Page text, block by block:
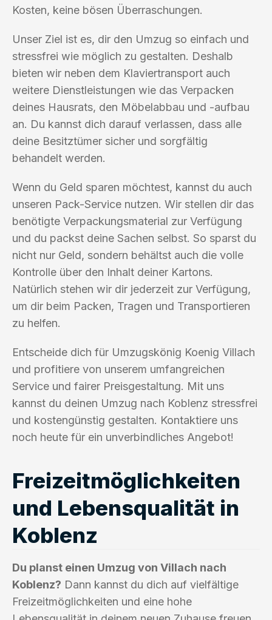
Kosten, keine bösen Überraschungen.
Unser Ziel ist es, dir den Umzug so einfach und
stressfrei wie möglich zu gestalten. Deshalb
bieten wir neben dem Klaviertransport auch
weitere Dienstleistungen wie das Verpacken
deines Hausrats, den Möbelabbau und -aufbau
an. Du kannst dich darauf verlassen, dass alle
deine Besitztümer sicher und sorgfältig
behandelt werden.
Wenn du Geld sparen möchtest, kannst du auch
unseren Pack-Service nutzen. Wir stellen dir das
benötigte Verpackungsmaterial zur Verfügung
und du packst deine Sachen selbst. So sparst du
nicht nur Geld, sondern behältst auch die volle
Kontrolle über den Inhalt deiner Kartons.
Natürlich stehen wir dir jederzeit zur Verfügung,
um dir beim Packen, Tragen und Transportieren
zu helfen.
Entscheide dich für Umzugskönig Koenig Villach
und profitiere von unserem umfangreichen
Service und fairer Preisgestaltung. Mit uns
kannst du deinen Umzug nach Koblenz stressfrei
und kostengünstig gestalten. Kontaktiere uns
noch heute für ein unverbindliches Angebot!
Freizeitmöglichkeiten
und Lebensqualität in
Koblenz
Du planst einen Umzug von Villach nach
Koblenz? Dann kannst du dich auf vielfältige
Freizeitmöglichkeiten und eine hohe